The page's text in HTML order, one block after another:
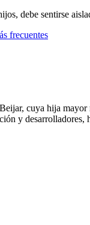
debe sentirse
frecuentes
cuya hija
y